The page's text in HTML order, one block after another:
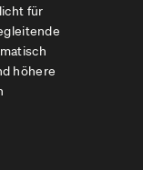
für
höhere